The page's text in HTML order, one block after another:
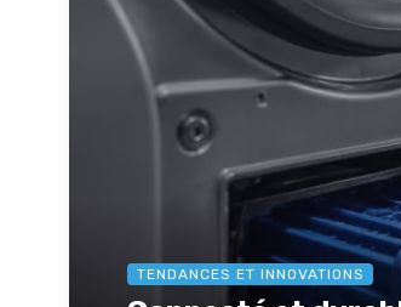
TENDANCES ET INNOVATIONS